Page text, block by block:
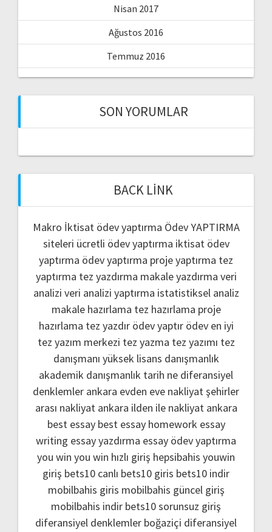
Nisan 2017
Ağustos 2016
Temmuz 2016
SON YORUMLAR
BACK LINK
Makro İktisat ödev yaptırma Ödev YAPTIRMA
siteleri ücretli ödev yaptırma iktisat ödev
yaptırma ödev yaptırma proje yaptırma tez
yaptırma tez yazdırma makale yazdırma veri
analizi veri analizi yaptırma istatistiksel analiz
makale hazırlama tez hazırlama proje
hazırlama tez yazdır ödev yaptır ödev en iyi
tez yazım merkezi tez yazma tez yazımı tez
danışmanı yüksek lisans danışmanlık
akademik danışmanlık tarih ne diferansiyel
denklemler ankara evden eve nakliyatşehirler
arası nakliyat ankara ilden ile nakliyat ankara
best essay best essay homework essay
writing essay yazdırma essay ödev yaptırma
you win you win hızlı giriş hepsibahis youwin
giriş bets10 canlı bets10 giris bets10 indir
mobilbahis giris mobilbahis güncel giriş
mobilbahis indir bets10 sorunsuz giriş
diferansiyel denklemler boğaziçi diferansiyel